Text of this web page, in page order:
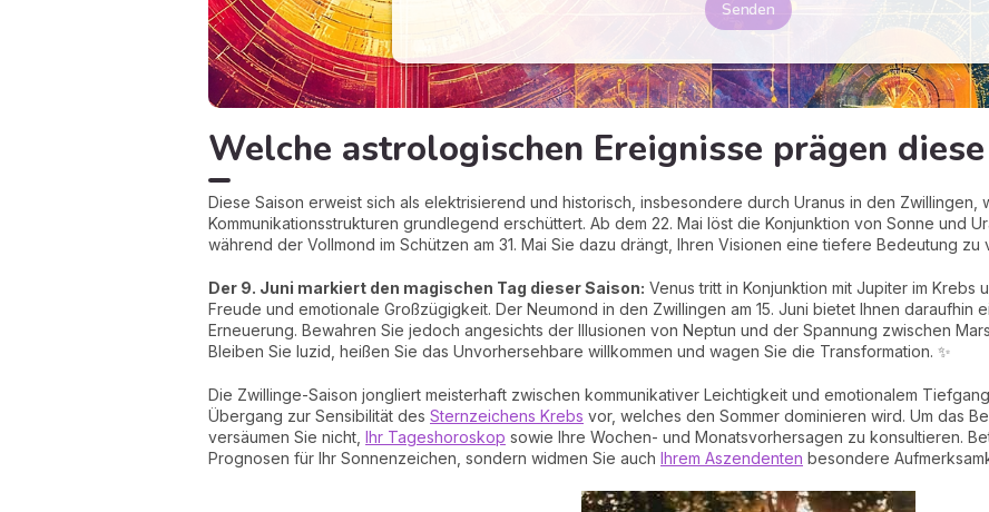
Senden
Welche astrologischen Ereignisse prägen
Diese Saison erweist sich als elektrisierend und historisch, insbesondere durch Uranus in den Zwillingen,
Kommunikationsstrukturen grundlegend erschüttert. Ab dem 22. Mai löst die Konjunktion von Sonne und
während der Vollmond im Schützen am 31. Mai Sie dazu drängt, Ihren Visionen eine tiefere Bedeutung zu
Der 9. Juni markiert den magischen Tag dieser Saison: Venus tritt in Konjunktion mit Jupiter im Krebs
Freude und emotionale Großzügigkeit. Der Neumond in den Zwillingen am 15. Juni bietet Ihnen daraufhin
Erneuerung. Bewahren Sie jedoch angesichts der Illusionen von Neptun und der Spannung zwischen
Bleiben Sie luzid, heißen Sie das Unvorhersehbare willkommen und wagen Sie die Transformation. ✨
Die Zwillinge-Saison jongliert meisterhaft zwischen kommunikativer Leichtigkeit und emotionalem
Übergang zur Sensibilität des Sternzeichens Krebs vor, welches den Sommer dominieren wird. Um das
versäumen Sie nicht, Ihr Tageshoroskop sowie Ihre Wochen- und Monatsvorhersagen zu konsultieren.
Prognosen für Ihr Sonnenzeichen, sondern widmen Sie auch Ihrem Aszendenten besondere